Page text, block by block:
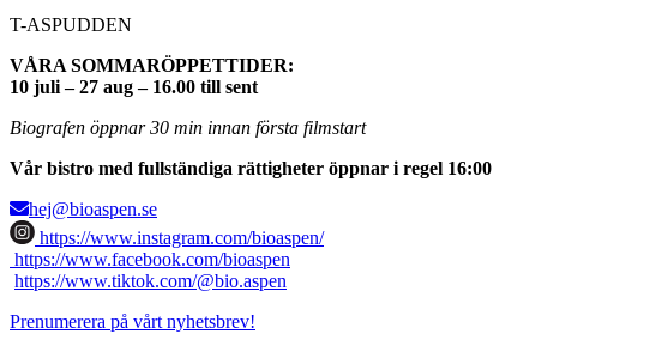
T-ASPUDDEN
VÅRA SOMMARÖPPETTIDER:
10 juli – 27 aug – 16.00 till sent
Biografen öppnar 30 min innan första filmstart
Vår bistro med fullständiga rättigheter öppnar i regel 16:00
hej@bioaspen.se
https://www.instagram.com/bioaspen/
https://www.facebook.com/bioaspen
https://www.tiktok.com/@bio.aspen
Prenumerera på vårt nyhetsbrev!